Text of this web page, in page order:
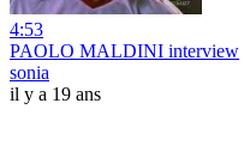
4:53
PAOLO MALDINI interview
sonia
il y a 19 ans